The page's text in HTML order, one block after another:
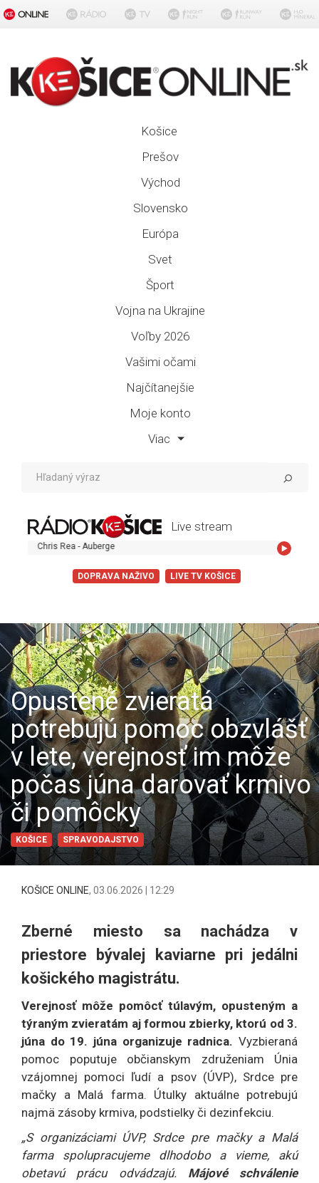
Košice
Prešov
Východ
Slovensko
Európa
Svet
Šport
Vojna na Ukrajine
Voľby 2026
Vašimi očami
Najčítanejšie
Moje konto
Viac
Live stream
Rea - Auberge
DOPRAVA NAŽIVO LIVE TV KOŠICE
Opustené zvieratá
potrebujú pomoc obzvlášť
v lete, verejnosť im môže
počas júna darovať krmivo
či pomôcky
KOŠICE SPRAVODAJSTVO
KOŠICE ONLINE, 03.06.2026 | 12:29
Zberné miesto sa nachádza v
priestore bývalej kaviarne pri jedálni
košického magistrátu.
Verejnosť môže pomôcť túlavým, opusteným a
týraným zvieratám aj formou zbierky, ktorú od 3.
júna do 19. júna organizuje radnica. Vyzbieraná
pomoc poputuje občianskym združeniam Únia
vzájomnej pomoci ľudí a psov (ÚVP), Srdce pre
mačky a Malá farma. Útulky aktuálne potrebujú
najmä zásoby krmiva, podstielky či dezinfekciu.
„S organizáciami ÚVP, Srdce pre mačky a Malá
farma spolupracujeme dlhodobo a vieme, akú
obetavú prácu odvádzajú. Májové schválenie